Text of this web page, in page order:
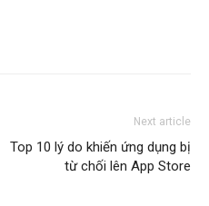
Next article
Top 10 lý do khiến ứng dụng bị
từ chối lên App Store